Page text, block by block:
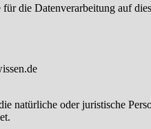
die Datenverarbeitung auf
natürliche oder juristische